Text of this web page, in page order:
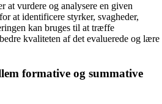
at vurdere og analysere en given
at identificere styrker, svagheder,
kan bruges til at træffe
kvaliteten af det evaluerede og lære
formative og summative